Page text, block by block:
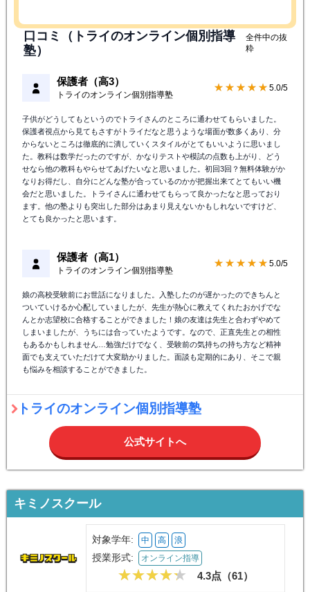
口コミ（トライのオンライン個別指導
塾）
全件中の抜
粋
保護者（高3）
トライのオンライン個別指導塾
★★★★★ 5.0/5
子供がどうしてもというのでトライさんのところに通わせてもらいました。
保護者視点から見てもさすがトライだなと思うような場面が数多くあり、分
からないところは徹底的に潰していくスタイルがとてもいいように思いまし
た。教科は数学だったのですが、かなりテストや模試の点数も上がり、どう
せなら他の教科もやらせてあげたいなと思いました。初回3回？無料体験がか
なりお得だし、自分にどんな塾が合っているのかが把握出来てとてもいい機
会だと思いました。トライさんに通わせてもらって良かったなと思っており
ます。他の塾よりも突出した部分はあまり見えないかもしれないですけど、
とても良かったと思います。
保護者（高1）
トライのオンライン個別指導塾
★★★★★ 5.0/5
娘の高校受験前にお世話になりました。入塾したのが遅かったのできちんと
ついていけるか心配していましたが、先生が熱心に教えてくれたおかげでな
んとか志望校に合格することができました！娘の友達は先生と合わずやめて
しまいましたが、うちには合っていたようです。なので、正直先生との相性
もあるかもしれません…勉強だけでなく、受験前の気持ちの持ち方など精神
面でも支えていただけて大変助かりました。面談も定期的にあり、そこで親
も悩みを相談することができました。
トライのオンライン個別指導塾
公式サイトへ
キミノスクール
対象学年: 中 高 浪
授業形式: オンライン指導
4.3点（61）